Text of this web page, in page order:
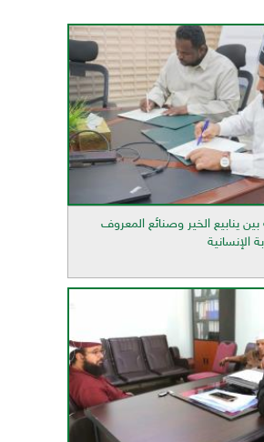
بين ينابيع الخير وصنائع المعروف
الإنسانية